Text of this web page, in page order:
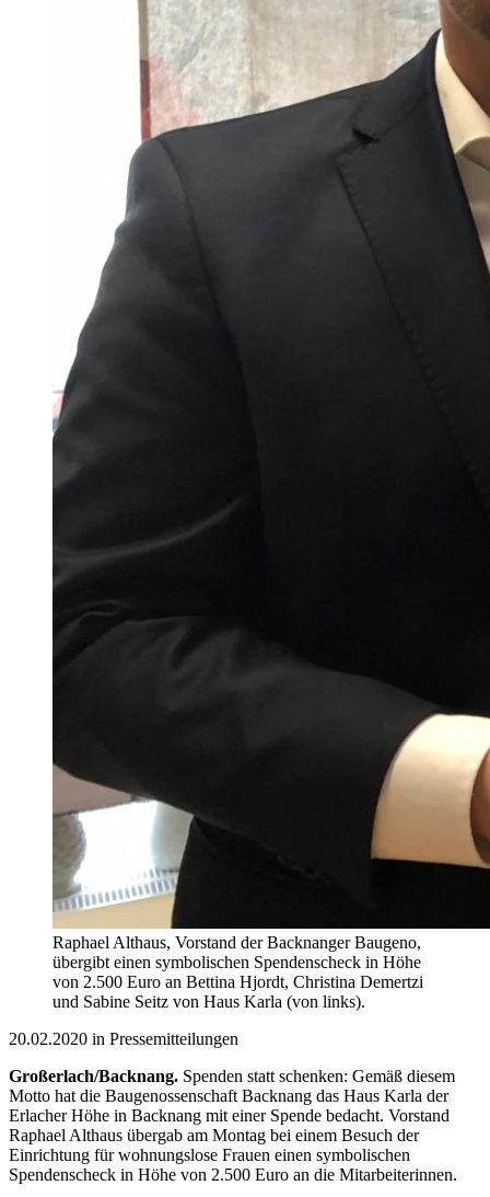
Raphael Althaus, Vorstand der Backnanger Baugeno,
übergibt einen symbolischen Spendenscheck in Höhe
von 2.500 Euro an Bettina Hjordt, Christina Demertzi
und Sabine Seitz von Haus Karla (von links).
20.02.2020 in Pressemitteilungen
Großerlach/Backnang. Spenden statt schenken: Gemäß diesem
Motto hat die Baugenossenschaft Backnang das Haus Karla der
Erlacher Höhe in Backnang mit einer Spende bedacht. Vorstand
Raphael Althaus übergab am Montag bei einem Besuch der
Einrichtung für wohnungslose Frauen einen symbolischen
Spendenscheck in Höhe von 2.500 Euro an die Mitarbeiterinnen.